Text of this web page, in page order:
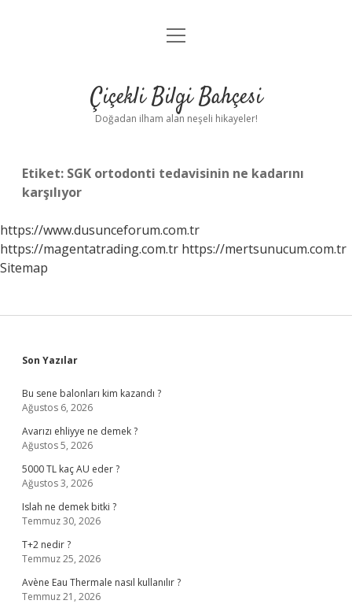
Anasayfa
Yasal Uyarı
menüyü
Çiçekli Bilgi Bahçesi
Doğadan ilham alan neşeli hikayeler!
Etiket: SGK ortodonti tedavisinin ne kadarını
karşılıyor
https://www.dusunceforum.com.tr
https://magentatrading.com.tr https://mertsunucum.com.tr
Sitemap
Sidebar
Son Yazılar
Bu sene balonları kim kazandı ?
Ağustos 6, 2026
Avarızı ehliyye ne demek ?
Ağustos 5, 2026
5000 TL kaç AU eder ?
Ağustos 3, 2026
Islah ne demek bitki ?
Temmuz 30, 2026
T+2 nedir ?
Temmuz 25, 2026
Avène Eau Thermale nasıl kullanılır ?
Temmuz 21, 2026